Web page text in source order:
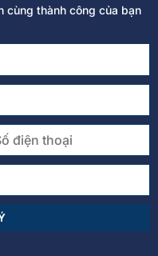
cùng thành công của bạn